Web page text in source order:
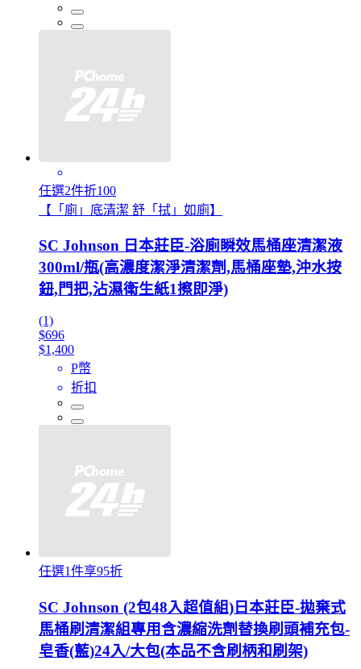
任選2件折100
【「廁」底清潔 舒「拭」如廁】
SC Johnson 日本莊臣-浴廁瞬效馬桶座清潔液
300ml/瓶(高濃度潔淨清潔劑,馬桶座墊,沖水按
鈕,門把,沾濕衛生紙1擦即淨)
(1)
$696
$1,400
P幣
折扣
任選1件享95折
SC Johnson (2包48入超值組)日本莊臣-拋棄式
馬桶刷清潔組專用含濃縮洗劑替換刷頭補充包-
皂香(藍)24入/大包(本品不含刷柄和刷架)